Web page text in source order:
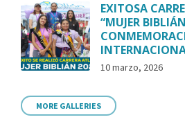
EXITOSA
“MUJER
10 marzo, 2026
MORE GALLERIES